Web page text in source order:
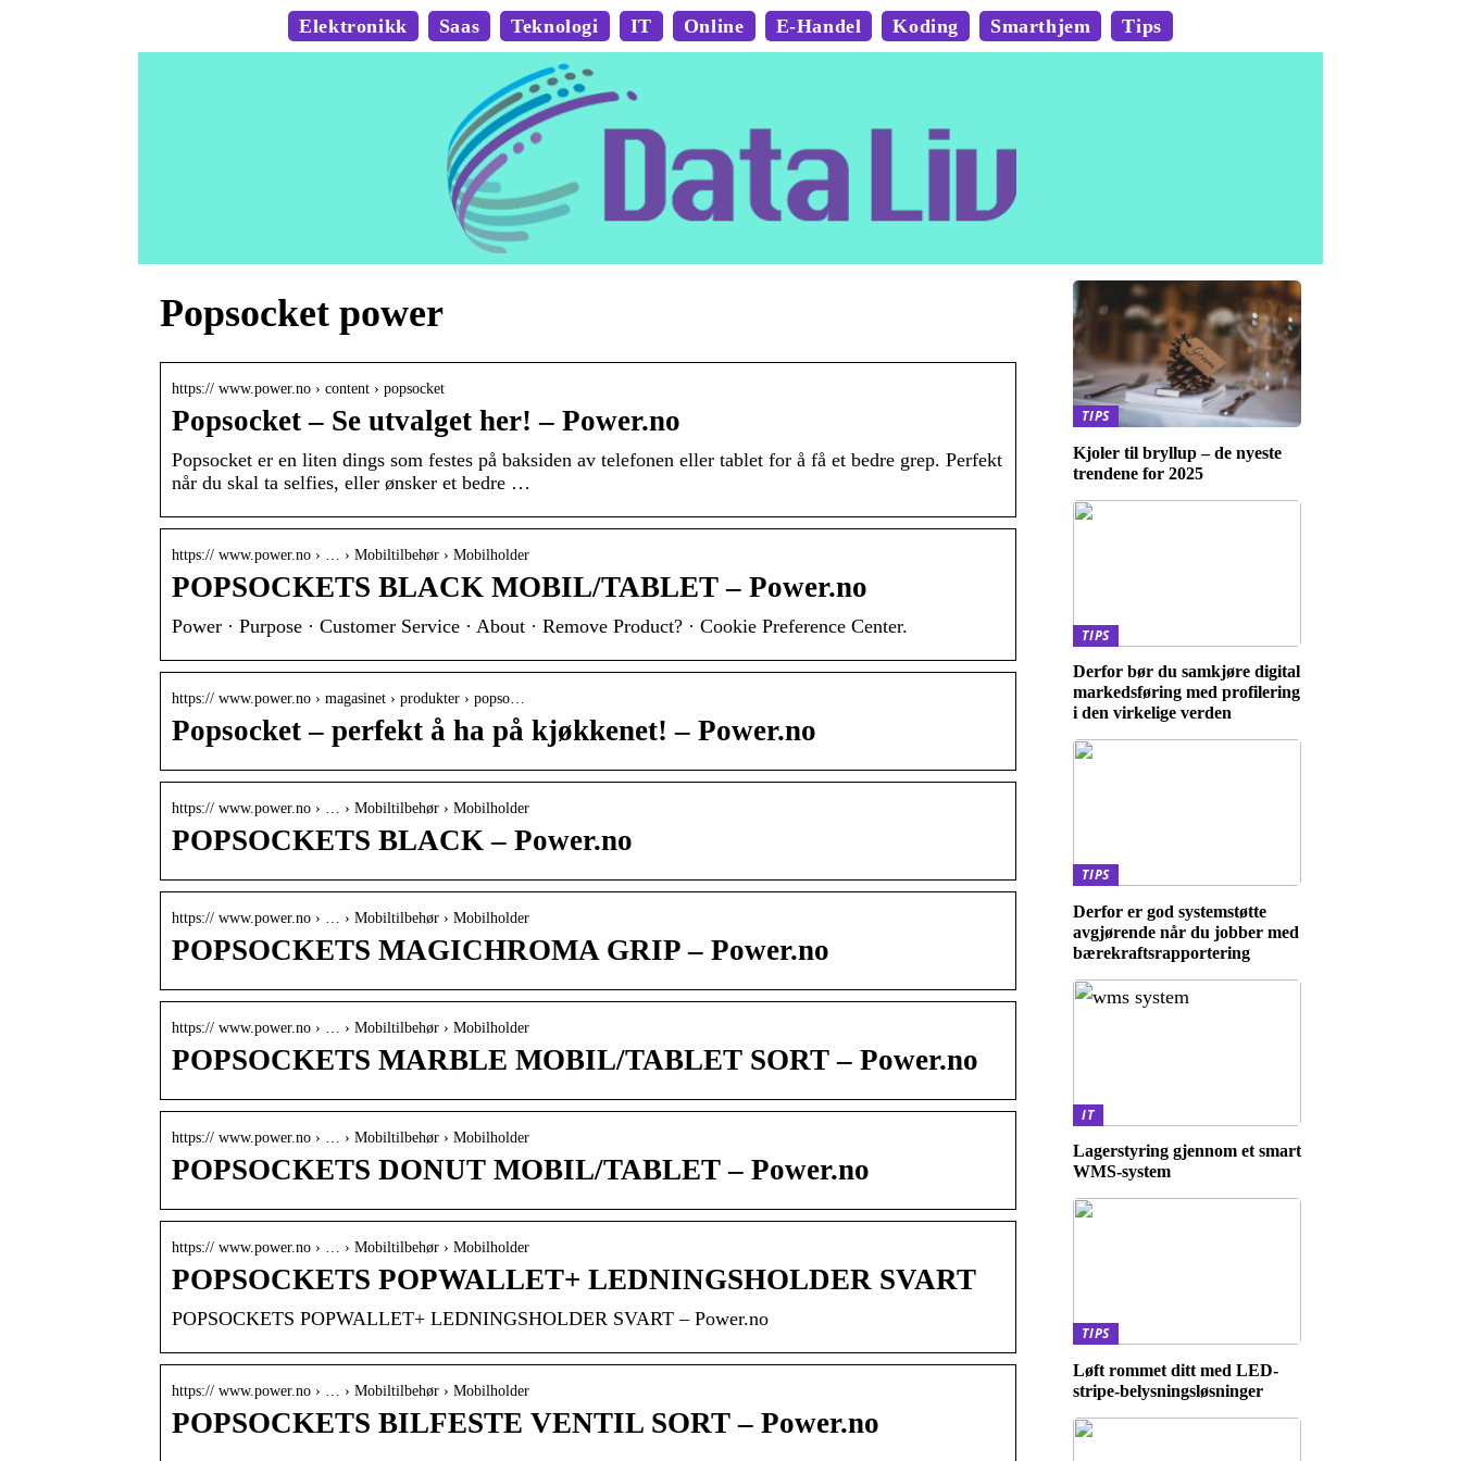
Elektronikk Saas Teknologi IT Online E-Handel Koding Smarthjem Tips
Popsocket power
https:// www.power.no › content › popsocket
Popsocket – Se utvalget her! – Power.no
Popsocket er en liten dings som festes på baksiden av telefonen eller tablet for å få et bedre grep. Perfekt
når du skal ta selfies, eller ønsker et bedre …
https:// www.power.no › … › Mobiltilbehør › Mobilholder
POPSOCKETS BLACK MOBIL/TABLET – Power.no
Power · Purpose · Customer Service · About · Remove Product? · Cookie Preference Center.
https:// www.power.no › magasinet › produkter › popso…
Popsocket – perfekt å ha på kjøkkenet! – Power.no
https:// www.power.no › … › Mobiltilbehør › Mobilholder
POPSOCKETS BLACK – Power.no
https:// www.power.no › … › Mobiltilbehør › Mobilholder
POPSOCKETS MAGICHROMA GRIP – Power.no
https:// www.power.no › … › Mobiltilbehør › Mobilholder
POPSOCKETS MARBLE MOBIL/TABLET SORT – Power.no
https:// www.power.no › … › Mobiltilbehør › Mobilholder
POPSOCKETS DONUT MOBIL/TABLET – Power.no
https:// www.power.no › … › Mobiltilbehør › Mobilholder
POPSOCKETS POPWALLET+ LEDNINGSHOLDER SVART
POPSOCKETS POPWALLET+ LEDNINGSHOLDER SVART – Power.no
https:// www.power.no › … › Mobiltilbehør › Mobilholder
POPSOCKETS BILFESTE VENTIL SORT – Power.no
TIPS
Kjoler til bryllup – de nyeste
trendene for 2025
TIPS
Derfor bør du samkjøre digital
markedsføring med profilering
i den virkelige verden
TIPS
Derfor er god systemstøtte
avgjørende når du jobber med
bærekraftsrapportering
IT
Lagerstyring gjennom et smart
WMS-system
TIPS
Løft rommet ditt med LED-
stripe-belysningsløsninger